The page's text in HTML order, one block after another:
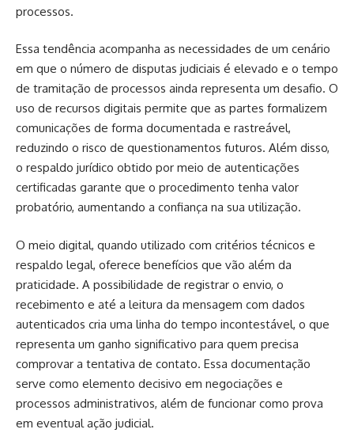
processos.
Essa tendência acompanha as necessidades de um cenário
em que o número de disputas judiciais é elevado e o tempo
de tramitação de processos ainda representa um desafio. O
uso de recursos digitais permite que as partes formalizem
comunicações de forma documentada e rastreável,
reduzindo o risco de questionamentos futuros. Além disso,
o respaldo jurídico obtido por meio de autenticações
certificadas garante que o procedimento tenha valor
probatório, aumentando a confiança na sua utilização.
O meio digital, quando utilizado com critérios técnicos e
respaldo legal, oferece benefícios que vão além da
praticidade. A possibilidade de registrar o envio, o
recebimento e até a leitura da mensagem com dados
autenticados cria uma linha do tempo incontestável, o que
representa um ganho significativo para quem precisa
comprovar a tentativa de contato. Essa documentação
serve como elemento decisivo em negociações e
processos administrativos, além de funcionar como prova
em eventual ação judicial.